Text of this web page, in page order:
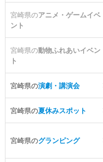
宮崎県のアニメ・ゲームイベ
ント
宮崎県の動物ふれあいイベン
ト
宮崎県の演劇・講演会
宮崎県の夏休みスポット
宮崎県のグランピング